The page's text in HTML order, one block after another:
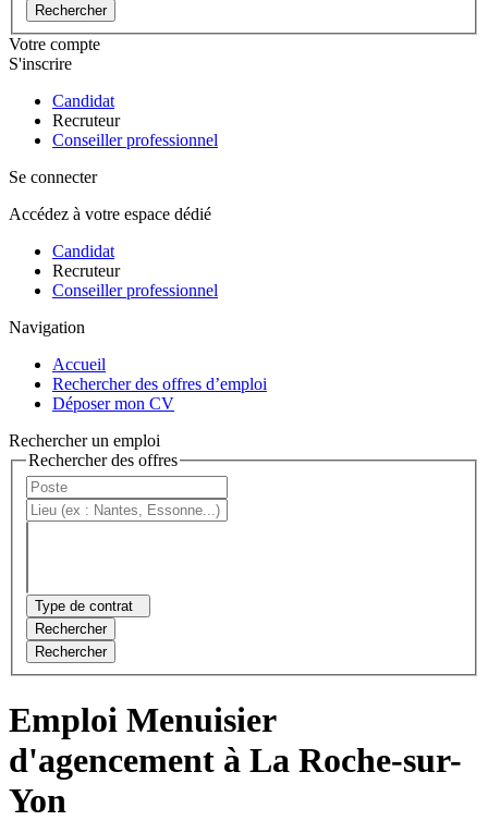
Rechercher
Votre compte
S'inscrire
Candidat
Recruteur
Conseiller professionnel
Se connecter
Accédez à votre espace dédié
Candidat
Recruteur
Conseiller professionnel
Navigation
Accueil
Rechercher des offres d’emploi
Déposer mon CV
Rechercher un emploi
Rechercher des offres
Type de contrat
Rechercher
Rechercher
Emploi Menuisier
d'agencement à La Roche-sur-
Yon